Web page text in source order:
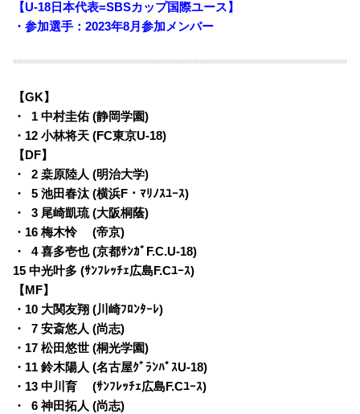
【U-18日本代表=SBSカップ国際ユース】
・参加選手：2023年8月参加メンバー
【GK】
・
1 中村圭佑 (静岡学園)
・ 12 小林将天 (FC東京U-18)
【DF】
・
02 桒原陸人 (明治大学)
・
05 池田春汰 (横浜F・ﾏﾘﾉｽﾕｰｽ)
・
03 尾崎凱琉 (大阪桐蔭)
・ 16 梅木怜 (帝京)
・
04 喜多壱也 (京都ｻﾝｶﾞF.C.U-18)
15 中光叶多 (ｻﾝﾌﾚｯﾁｪ広島F.Cﾕｰｽ)
【MF】
・ 10 大関友翔 (川崎ﾌﾛﾝﾀｰﾚ)
・
07 安斎悠人 (尚志)
・ 17 松田悠世 (桐光学園)
・ 11 鈴木陽人 (名古屋ｸﾞﾗﾝﾊﾟｽU-18)
・ 13 中川育 (ｻﾝﾌﾚｯﾁｪ広島F.Cﾕｰｽ)
・
06 神田拓人 (尚志)